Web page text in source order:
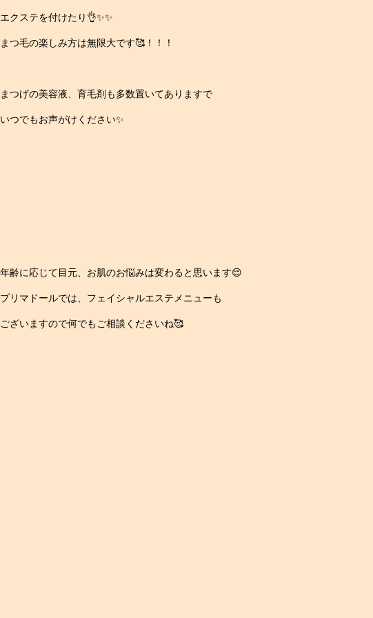
エクステを付けたり👌✨✨
まつ毛の楽しみ方は無限大です🥰！！！
まつげの美容液、育毛剤も多数置いてありますで
いつでもお声がけください✨
年齢に応じて目元、お肌のお悩みは変わると思います😌
プリマドールでは、フェイシャルエステメニューも
ございますので何でもご相談くださいね🥰